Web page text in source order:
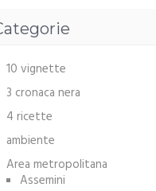
10 vignette
3 cronaca nera
4 ricette
ambiente
Area metropolitana
Assemini